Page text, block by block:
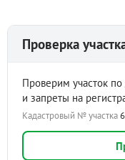
Проверка
Проверим участок
и запреты на
Кадастровый № участка